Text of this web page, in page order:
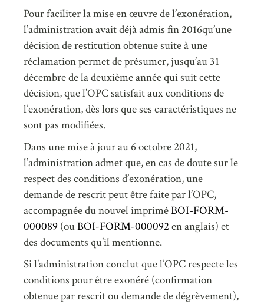
Pour faciliter la mise en œuvre de l’exonération,
l’administration avait déjà admis fin 2016qu’une
décision de restitution obtenue suite à une
réclamation permet de présumer, jusqu’au 31
décembre de la deuxième année qui suit cette
décision, que l’OPC satisfait aux conditions de
l’exonération, dès lors que ses caractéristiques ne
sont pas modifiées.
Dans une mise à jour au 6 octobre 2021,
l’administration admet que, en cas de doute sur le
respect des conditions d’exonération, une
demande de rescrit peut être faite par l’OPC,
accompagnée du nouvel impriméBOI-FORM-
000089 (ouBOI-FORM-000092 en anglais) et
des documents qu’il mentionne.
Si l’administration conclut que l’OPC respecte les
conditions pour être exonéré (confirmation
obtenue par rescrit ou demande de dégrèvement),